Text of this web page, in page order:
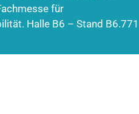
für
Halle B6 – Stand B6.771